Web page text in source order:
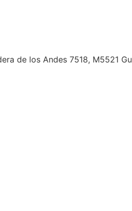
de los Andes 7518, M5521